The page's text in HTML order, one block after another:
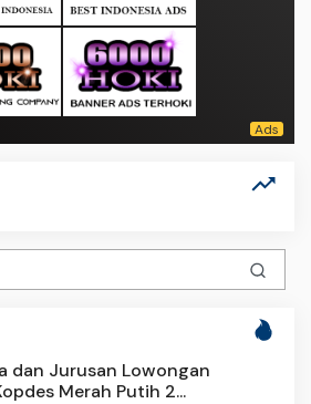
dan Jurusan Lowongan
Merah Putih 2...